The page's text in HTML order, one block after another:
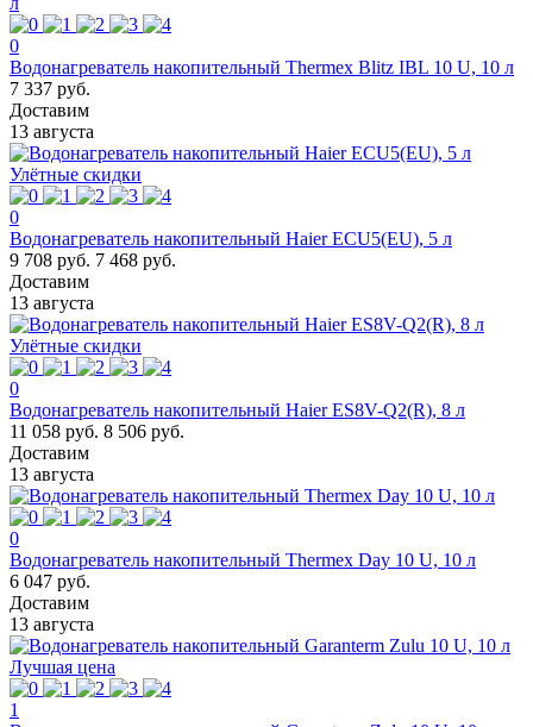
0
Водонагреватель накопительный Thermex Blitz IBL 10 U, 10 л
7 337 руб.
Доставим
13 августа
Улётные скидки
0
Водонагреватель накопительный Haier ECU5(EU), 5 л
9 708 руб. 7 468 руб.
Доставим
13 августа
Улётные скидки
0
Водонагреватель накопительный Haier ES8V-Q2(R), 8 л
11 058 руб. 8 506 руб.
Доставим
13 августа
0
Водонагреватель накопительный Thermex Day 10 U, 10 л
6 047 руб.
Доставим
13 августа
Лучшая цена
1